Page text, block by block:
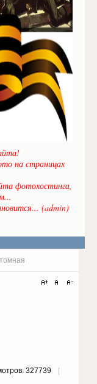
на страницах
фотохостинга,
(admin)
327739